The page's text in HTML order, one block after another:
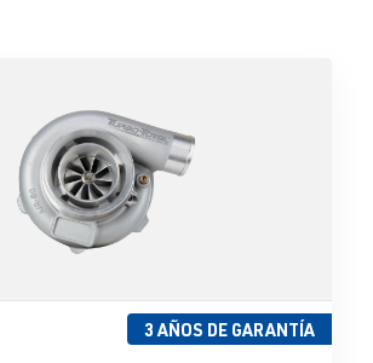
3 AÑOS DE GARANTÍA